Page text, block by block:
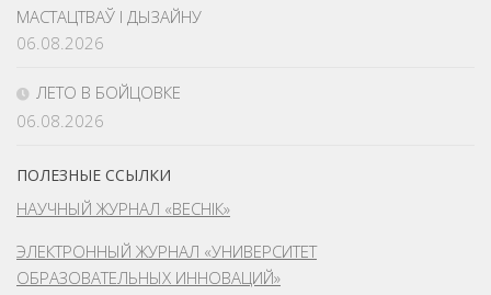
МАСТАЦТВАЎ І ДЫЗАЙНУ
06.08.2026
ЛЕТО В БОЙЦОВКЕ
06.08.2026
ПОЛЕЗНЫЕ ССЫЛКИ
НАУЧНЫЙ ЖУРНАЛ «ВЕСНІК»
ЭЛЕКТРОННЫЙ ЖУРНАЛ «УНИВЕРСИТЕТ
ОБРАЗОВАТЕЛЬНЫХ ИННОВАЦИЙ»